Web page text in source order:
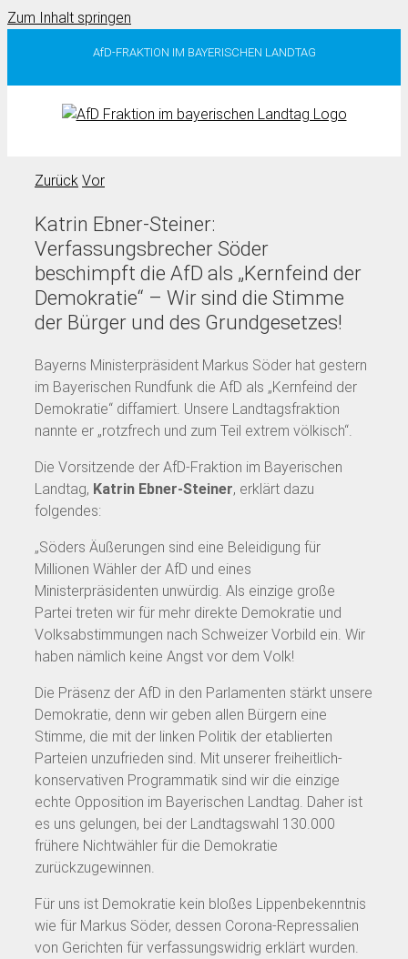
Zum Inhalt springen
AfD-FRAKTION IM BAYERISCHEN LANDTAG
Zurück Vor
Katrin Ebner-Steiner:
Verfassungsbrecher Söder
beschimpft die AfD als „Kernfeind der
Demokratie“ – Wir sind die Stimme
der Bürger und des Grundgesetzes!
Bayerns Ministerpräsident Markus Söder hat gestern
im Bayerischen Rundfunk die AfD als „Kernfeind der
Demokratie“ diffamiert. Unsere Landtagsfraktion
nannte er „rotzfrech und zum Teil extrem völkisch“.
Die Vorsitzende der AfD-Fraktion im Bayerischen
Landtag, Katrin Ebner-Steiner, erklärt dazu
folgendes:
„Söders Äußerungen sind eine Beleidigung für
Millionen Wähler der AfD und eines
Ministerpräsidenten unwürdig. Als einzige große
Partei treten wir für mehr direkte Demokratie und
Volksabstimmungen nach Schweizer Vorbild ein. Wir
haben nämlich keine Angst vor dem Volk!
Die Präsenz der AfD in den Parlamenten stärkt unsere
Demokratie, denn wir geben allen Bürgern eine
Stimme, die mit der linken Politik der etablierten
Parteien unzufrieden sind. Mit unserer freiheitlich-
konservativen Programmatik sind wir die einzige
echte Opposition im Bayerischen Landtag. Daher ist
es uns gelungen, bei der Landtagswahl 130.000
frühere Nichtwähler für die Demokratie
zurückzugewinnen.
Für uns ist Demokratie kein bloßes Lippenbekenntnis
wie für Markus Söder, dessen Corona-Repressalien
von Gerichten für verfassungswidrig erklärt wurden.